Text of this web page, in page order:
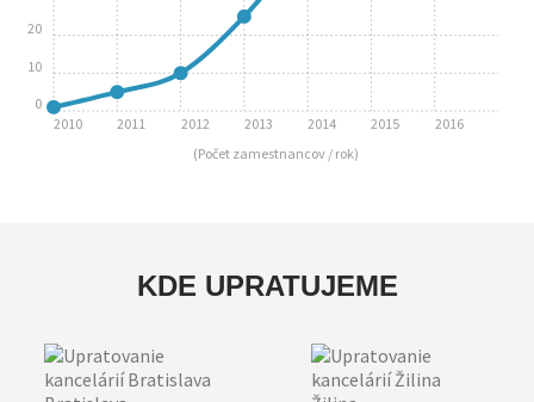
(Počet zamestnancov / rok)
2010 2011 2012 2013 2014 2015 2016
0
10
20
KDE UPRATUJEME